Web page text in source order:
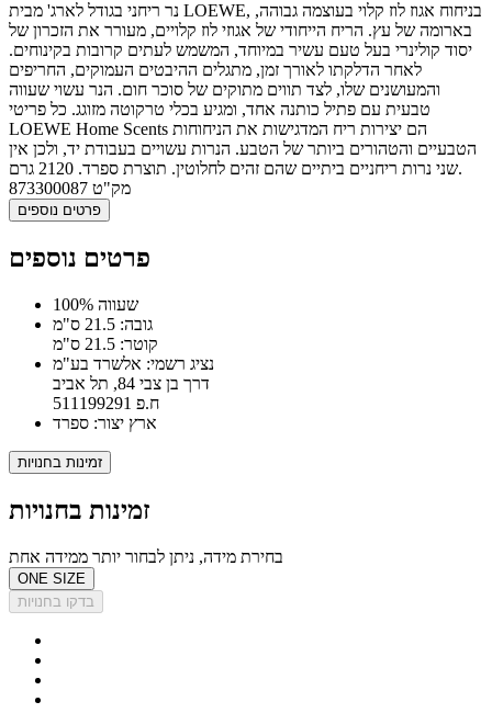
נר ריחני בגודל לארג' מבית LOEWE, בניחוח אגוז לוז קלוי בעוצמה גבוהה,
בארומה של עץ. הריח הייחודי של אגוזי לוז קלויים, מעורר את הזכרון של
יסוד קולינרי בעל טעם עשיר במיוחד, המשמש לעתים קרובות בקינוחים.
לאחר הדלקתו לאורך זמן, מתגלים ההיבטים העמוקים, החריפים
והמעושנים שלו, לצד תווים מתוקים של סוכר חום. הנר עשוי שעווה
טבעית עם פתיל כותנה אחד, ומגיע בכלי טרקוטה מזוגג. כל פריטי
LOEWE Home Scents הם יצירות ריח המדגישות את הניחוחות
הטבעיים והטהורים ביותר של הטבע. הנרות עשויים בעבודת יד, ולכן אין
שני נרות ריחניים ביתיים שהם זהים לחלוטין. תוצרת ספרד. 2120 גרם.
מק"ט 873300087
פרטים נוספים
פרטים נוספים
100% שעווה
גובה: 21.5 ס"מ
קוטר: 21.5 ס"מ
נציג רשמי: אלשרד בע"מ
דרך בן צבי 84, תל אביב
ח.פ 511199291
ארץ יצור: ספרד
זמינות בחנויות
זמינות בחנויות
בחירת מידה, ניתן לבחור יותר ממידה אחת
ONE SIZE
בדקו בחנויות